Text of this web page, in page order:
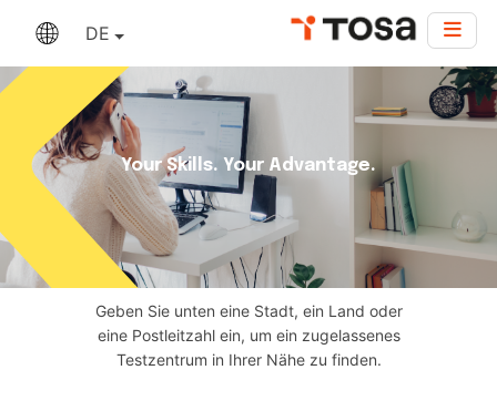
DE
Your Skills. Your Advantage.
Geben Sie unten eine Stadt, ein Land oder
eine Postleitzahl ein, um ein zugelassenes
Testzentrum in Ihrer Nähe zu finden.